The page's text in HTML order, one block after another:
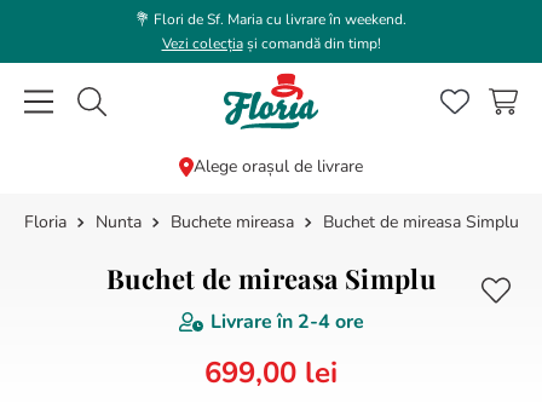
💐 Flori de Sf. Maria cu livrare în weekend.
Vezi colecțiași comandă din timp!
Caută flori, plante, cadouri...
Alege orașul de livrare
Nunta Buchete mireasa Buchet de mireasa Simplu
Buchet de mireasa Simplu
Livrare în 2-4 ore
699,00 lei
CĂUTĂRI POPULARE